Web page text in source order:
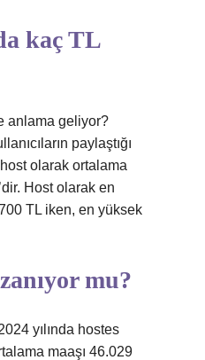
kaç TL
anlama geliyor?
paylaştığı
olarak ortalama
Host olarak en
TL iken, en yüksek
mu?
yılında hostes
maaşı 46.029